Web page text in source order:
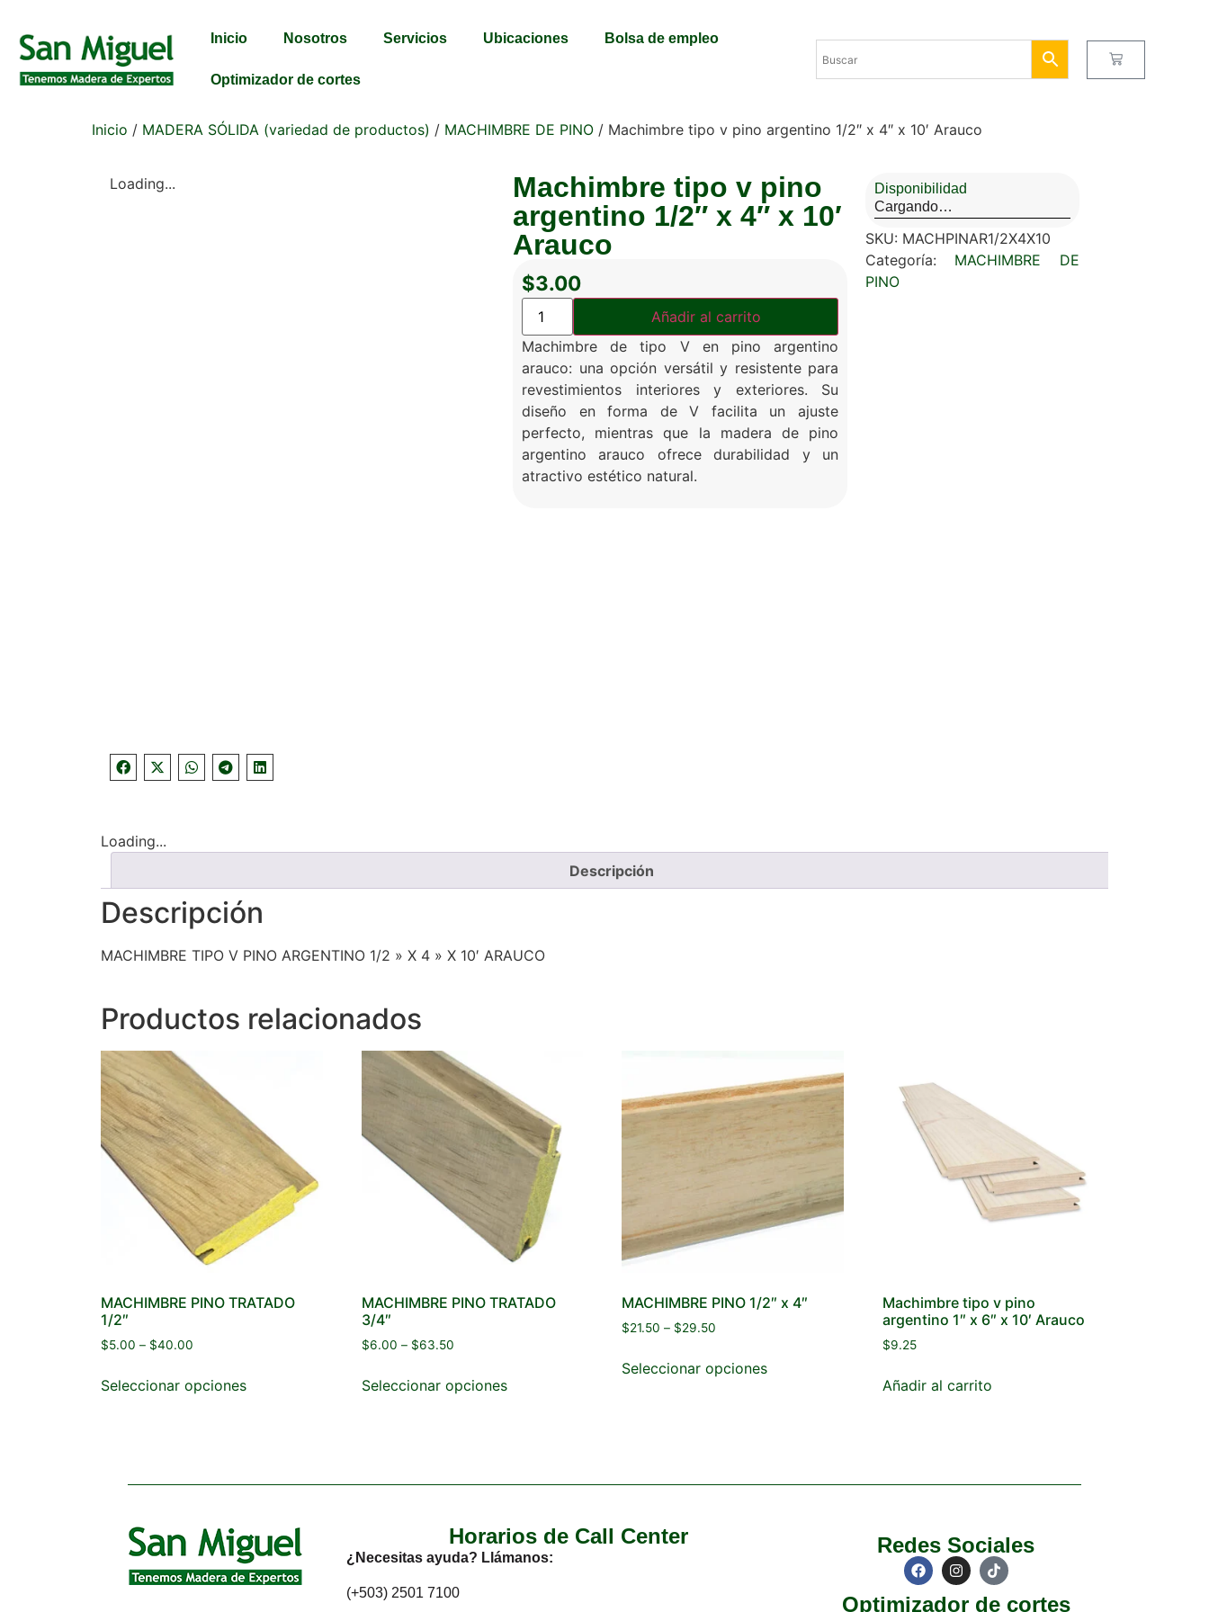
Inicio Nosotros Servicios Ubicaciones Bolsa de empleo
Optimizador de cortes
Inicio / MADERA SÓLIDA (variedad de productos) / MACHIMBRE DE PINO / Machimbre tipo v pino argentino 1/2″ x 4″ x 10′ Arauco
Loading...
Machimbre tipo v pino
argentino 1/2″ x 4″ x 10′
Arauco
$3.00
Añadir al carrito
Machimbre de tipo V en pino argentino
arauco: una opción versátil y resistente para
revestimientos interiores y exteriores. Su
diseño en forma de V facilita un ajuste
perfecto, mientras que la madera de pino
argentino arauco ofrece durabilidad y un
atractivo estético natural.
Disponibilidad
Cargando…
SKU: MACHPINAR1/2X4X10
Categoría: MACHIMBRE DE
PINO
Loading...
Descripción
Descripción
MACHIMBRE TIPO V PINO ARGENTINO 1/2 » X 4 » X 10′ ARAUCO
Productos relacionados
MACHIMBRE PINO TRATADO
1/2″
$5.00 – $40.00
Seleccionar opciones
MACHIMBRE PINO TRATADO
3/4″
$6.00 – $63.50
Seleccionar opciones
MACHIMBRE PINO 1/2″ x 4″
$21.50 – $29.50
Seleccionar opciones
Machimbre tipo v pino
argentino 1″ x 6″ x 10′ Arauco
$9.25
Añadir al carrito
Horarios de Call Center
¿Necesitas ayuda? Llámanos:
(+503) 2501 7100
Redes Sociales
Optimizador de cortes